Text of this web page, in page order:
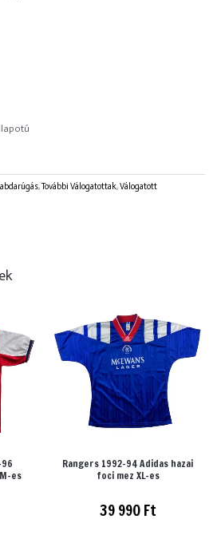
,További Válogatottak,Válogatott
es
Rangers 1992-94 Adidas hazai
foci mez XL-es
39 990Ft